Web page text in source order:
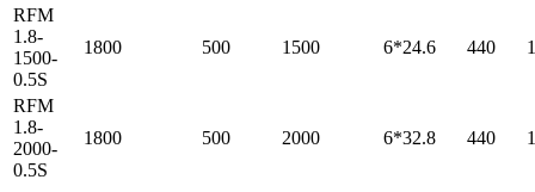
RFM
1.8-
1500-
0.5S
1800 500 1500 6*24.6 440
RFM
1.8-
2000-
0.5S
1800 500 2000 6*32.8 440